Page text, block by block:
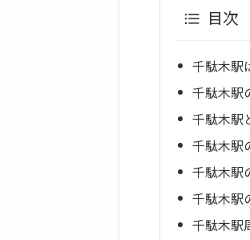
目次
千駄木駅
千駄木駅
千駄木駅
千駄木駅
千駄木駅
千駄木駅
千駄木駅